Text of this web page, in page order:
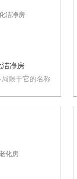
洁净房
限于它的名称
测试产品的性